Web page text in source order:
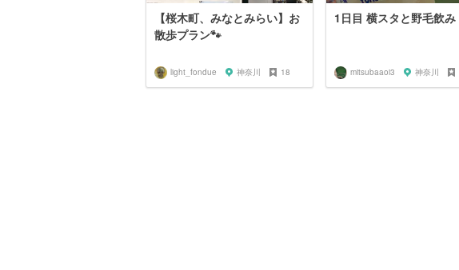
【桜木町、みなとみらい】お
散歩プラン🐾
light_fondue 神奈川 18
1日目 横スタと野毛飲み
mitsubaaoi3 神奈川